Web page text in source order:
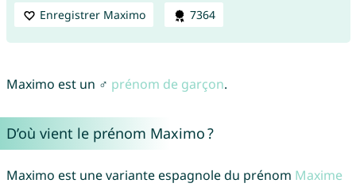
Enregistrer Maximo 7364
Maximo est un ♂ prénom de garçon.
D’où vient le prénom Maximo ?
Maximo est une variante espagnole du prénom Maxime